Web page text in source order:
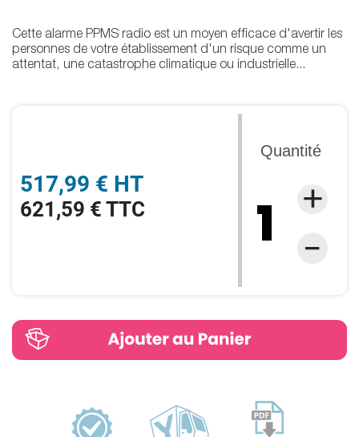
517,99 € HT
621,59 € TTC
Quantité
Cette alarme PPMS radio est un moyen efficace d'avertir les
personnes de votre établissement d'un risque comme un
attentat, une catastrophe climatique ou industrielle...